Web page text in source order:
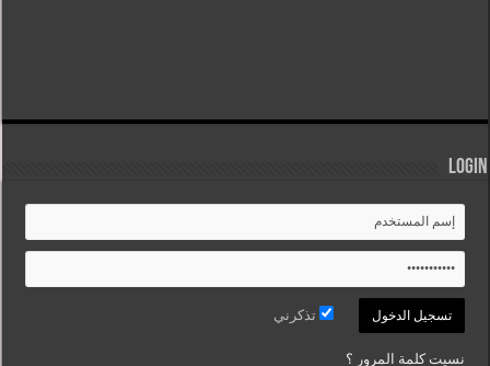
Login
تذكرني
نسيت كلمة المرور ؟